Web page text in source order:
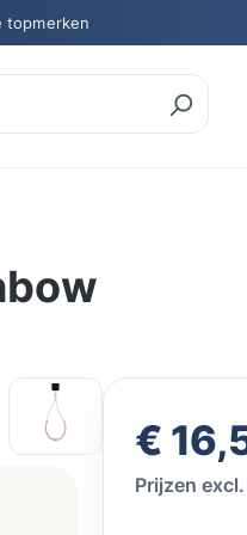
topmerken
Normale
€
Prijzen